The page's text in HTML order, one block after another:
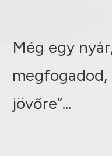
Még egy
megfogadod,
jövőre”…